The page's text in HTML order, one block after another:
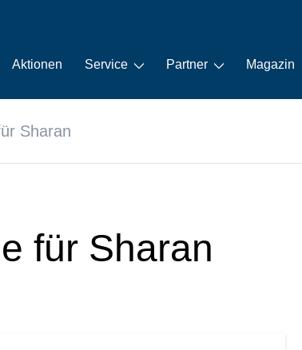
Aktionen Service Partner Magazin
Sharan
für Sharan